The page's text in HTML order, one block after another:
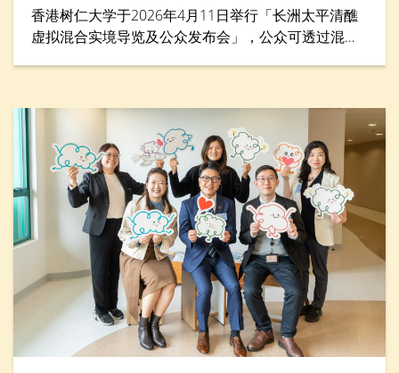
香港树仁大学于2026年4月11日举行「长洲太平清醮
虚拟混合实境导览及公众发布会」，公众可透过混合